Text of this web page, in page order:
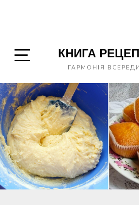
Sidebar
КНИГА
ГАРМОНІЯ